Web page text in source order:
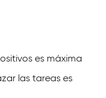
es máxima
las tareas es